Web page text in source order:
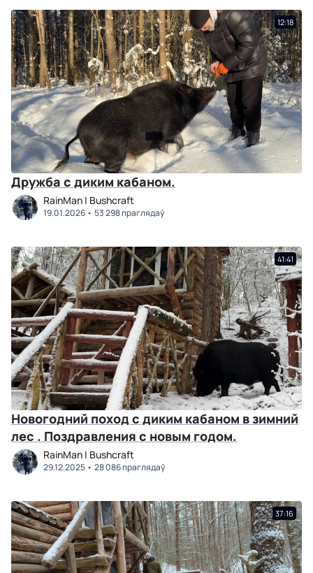
12:18
Дружба с диким кабаном.
RainMan | Bushcraft
19.01.2026 53 298 праглядаў
41:41
Новогодний поход с диким кабаном в зимний
лес . Поздравления с новым годом.
RainMan | Bushcraft
29.12.2025 28 086 праглядаў
37:16